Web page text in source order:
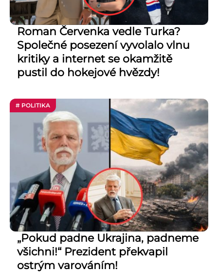
Roman Červenka vedle Turka?
Společné posezení vyvolalo vlnu
kritiky a internet se okamžitě
pustil do hokejové hvězdy!
# POLITIKA
„Pokud padne Ukrajina, padneme
všichni!“ Prezident překvapil
ostrým varováním!